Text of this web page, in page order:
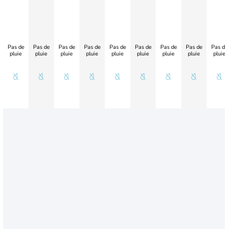
Pas de
pluie
Pas de
pluie
Pas de
pluie
Pas de
pluie
Pas de
pluie
Pas de
pluie
Pas de
pluie
Pas de
pluie
Pas de
pluie